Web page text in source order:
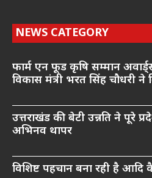
NEWS CATEGORY
फार्म एन फूड कृषि सम्मान
विकास मंत्री भरत सिंह चौधरी ने
उत्तराखंड की बेटी उन्नति ने पूरे
अभिनव थापर
विशिष्ट पहचान बना रही है आदि